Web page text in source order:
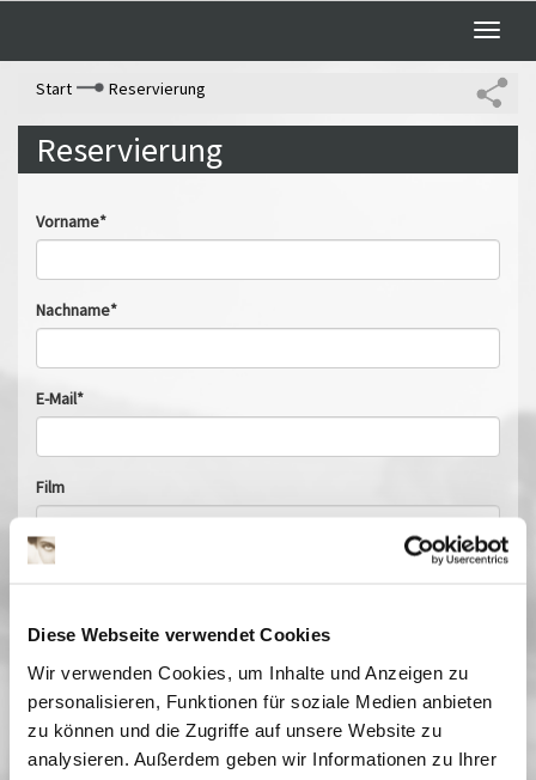
Diese Webseite verwendet Cookies
Wir verwenden Cookies, um Inhalte und Anzeigen zu
personalisieren, Funktionen für soziale Medien anbieten
zu können und die Zugriffe auf unsere Website zu
analysieren. Außerdem geben wir Informationen zu Ihrer
Toggle
Start
Reservierung
Reservierung
Vorname*
Nachname*
E-Mail*
Film
Anzahl*
Kinoprogramm abonnieren?